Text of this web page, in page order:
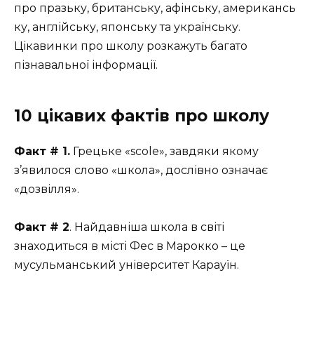
про празьку, британську, афінську, американсь
ку, англійську, японську та українську.
Цікавинки про школу розкажуть багато
пізнавальної інформації.
10 цікавих фактів про школу
Факт # 1. Грецьке «scole», завдяки якому
з’явилося слово «школа», дослівно означає
«дозвілля».
Факт # 2. Найдавніша школа в світі
знаходиться в місті Фес в Марокко – це
мусульманський університет Карауїн.